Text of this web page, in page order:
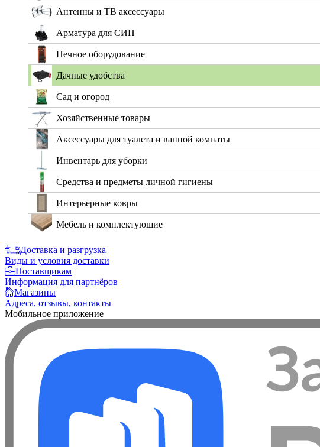
Антенны и ТВ аксессуары
Арматура для СИП
Печное оборудование
Дачные удобства
Сад и огород
Хозяйственные товары
Аксессуары для туалета и ванной комнаты
Инвентарь для уборки
Средства и предметы личной гигиены
Интерьерные ковры
Мебель и комплектующие
Доставка и разгрузка
Виды и условия доставки
Поставщикам
Информация для партнёров
Магазины
Адреса, отзывы, контакты
Мобильное приложение